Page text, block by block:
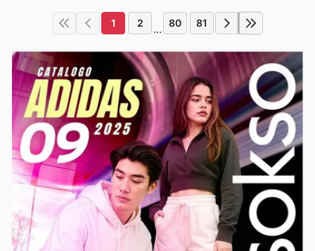
1 2 ... 80 81